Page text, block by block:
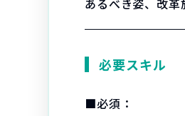
あるべき姿、改
必要スキル
■必須：